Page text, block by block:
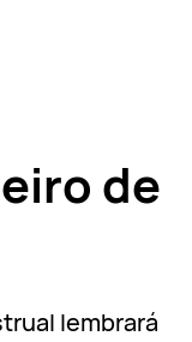
de
lembrará